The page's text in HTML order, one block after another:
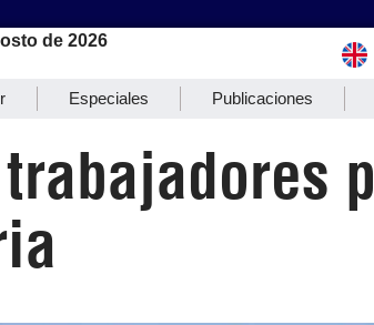
de 2026
Especiales Publicaciones